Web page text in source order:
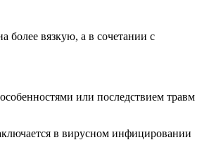
более вязкую, а в сочетании с
или последствием травм
в вирусном инфицировании